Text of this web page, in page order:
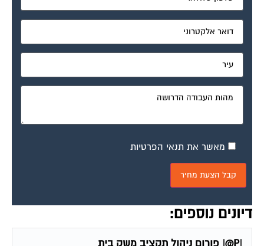
|P@| פורום ניהול תקציב משק בית
פורום ניהול תקציב משק הבית
ינואר 14, 2005